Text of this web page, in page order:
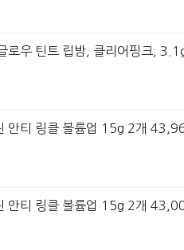
로우 틴트 립밤, 클리어핑크,
안티 링클 볼륨업 15g 2개
안티 링클 볼륨업 15g 2개